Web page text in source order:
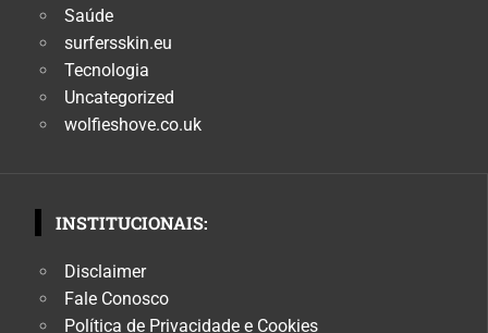
Saúde
surfersskin.eu
Tecnologia
Uncategorized
wolfieshove.co.uk
INSTITUCIONAIS:
Disclaimer
Fale Conosco
Política de Privacidade e Cookies